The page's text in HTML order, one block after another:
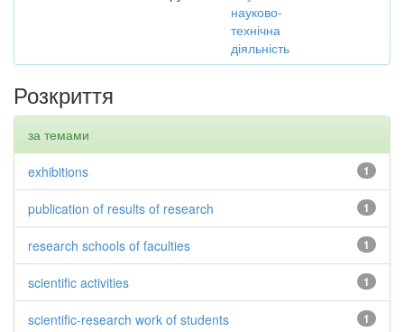
науково-
технічна
діяльність
Розкриття
за темами
1
exhibitions
1
publication of results of research
1
research schools of faculties
1
scientific activities
1
scientific-research work of students